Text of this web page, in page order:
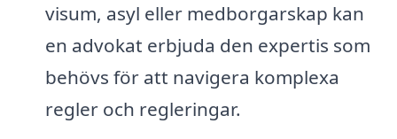
visum, asyl eller medborgarskap kan
en advokat erbjuda den expertis som
behövs för att navigera komplexa
regler och regleringar.